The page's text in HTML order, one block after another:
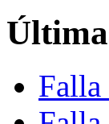
Falla